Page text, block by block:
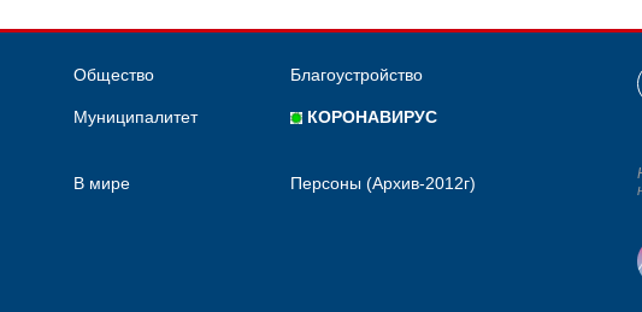
Общество Благоустройство
Муниципалитет КОРОНАВИРУС
В мире Персоны (Архив-2012г)